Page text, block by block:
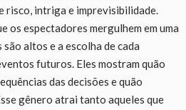
risco, intriga e imprevisibilidade.
os espectadores mergulhem em uma
altos e a escolha de cada
futuros. Eles mostram quão
das decisões e quão
gênero atrai tanto aqueles que